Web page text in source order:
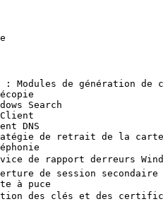
: Modules de génération de
Search
DNS
de retrait de la carte
de rapport derreurs
de session secondaire
à puce
des clés et des